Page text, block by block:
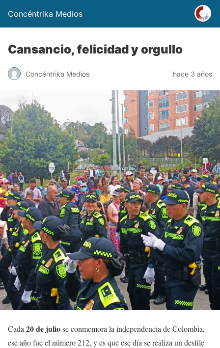
Concéntrika Medios
Cansancio, felicidad y orgullo
Concéntrika Medios hace 3 años
Cada 20 de juliose conmemora la independencia de Colombia,
ese año fue el número 212, y es que ese día se realiza un desfile